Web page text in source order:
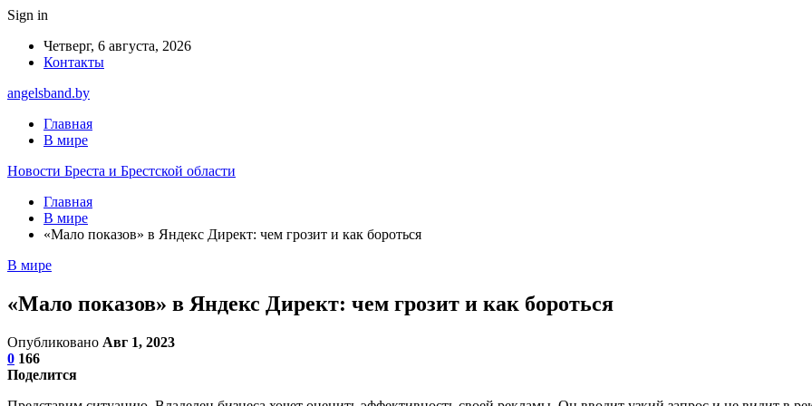
Sign in
Четверг, 6 августа, 2026
Контакты
angelsband.by
Главная
В мире
Новости Бреста и Брестской области
Главная
В мире
«Мало показов» в Яндекс Директ: чем грозит и как бороться
В мире
«Мало показов» в Яндекс Директ: чем грозит и как бороться
Опубликовано Авг 1, 2023
0 166
Поделится